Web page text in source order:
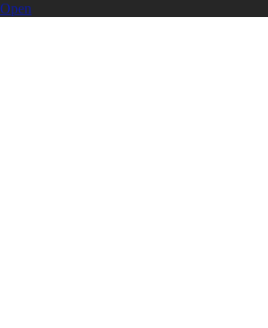
Open